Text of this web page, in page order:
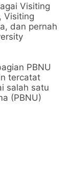
Visiting
Visiting
dan pernah
PBNU
tercatat
salah satu
(PBNU)